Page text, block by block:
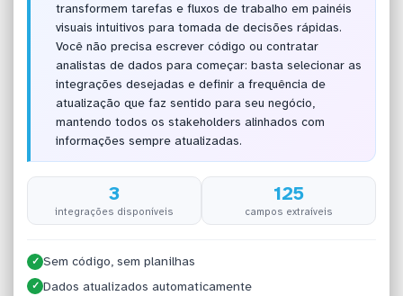
transformem tarefas e fluxos de trabalho em painéis
visuais intuitivos para tomada de decisões rápidas.
Você não precisa escrever código ou contratar
analistas de dados para começar: basta selecionar as
integrações desejadas e definir a frequência de
atualização que faz sentido para seu negócio,
mantendo todos os stakeholders alinhados com
informações sempre atualizadas.
3
integrações disponíveis
125
campos extraíveis
✓ Sem código, sem planilhas
✓ Dados atualizados automaticamente